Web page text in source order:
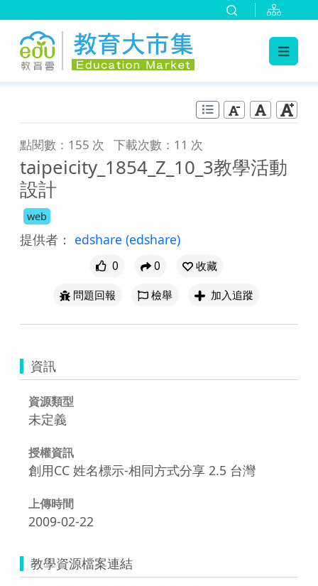
點閱數：155 次 下載次數：11 次
taipeicity_1854_Z_10_3教學活動
設計
web
提供者： edshare (edshare)
0 0
收藏
問題回報
檢舉 加入追蹤
資訊
資源類型
未定義
授權資訊
創用CC 姓名標示-相同方式分享 2.5 台灣
上傳時間
2009-02-22
教學資源檔案連結